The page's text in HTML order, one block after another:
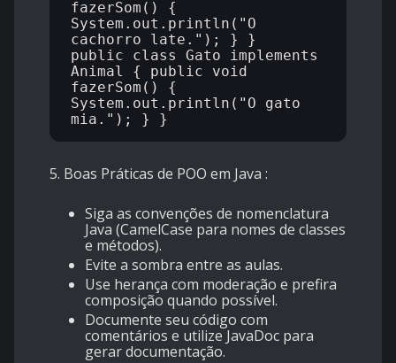
fazerSom() {
System.out.println("O
cachorro late."); } }
public class Gato implements
Animal { public void
fazerSom() {
System.out.println("O gato
5. Boas Práticas de POO em Java :
Siga as convenções de nomenclatura
Java (CamelCase para nomes de classes
e métodos).
Evite a sombra entre as aulas.
Use herança com moderação e prefira
composição quando possível.
Documente seu código com
comentários e utilize JavaDoc para
gerar documentação.